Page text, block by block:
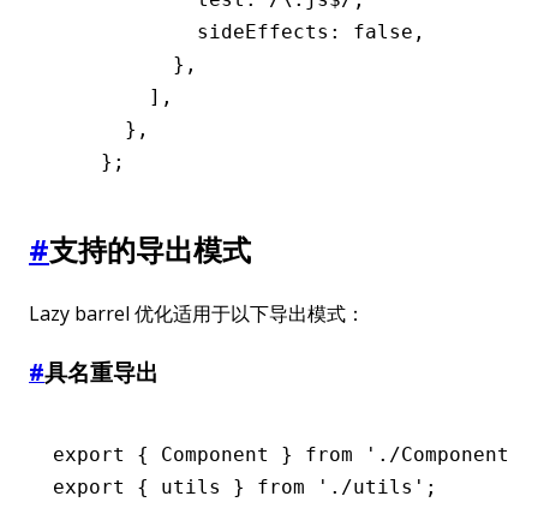
        sideEffects
: false ,
      }
,
    ]
,
  }
,
};
#支持的导出模式
Lazy barrel 优化适用于以下导出模式：
#具名重导出
export { Component } from './Component'
export
{ utils } from './utils' ;